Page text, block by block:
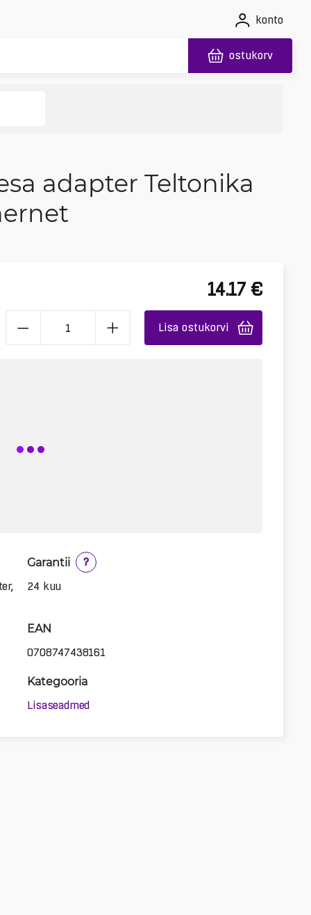
konto
ostukorv
adapter Teltonika
14.17 €
Lisa ostukorvi
Garantii
?
24 kuu
EAN
0708747438161
Kategooria
Lisaseadmed